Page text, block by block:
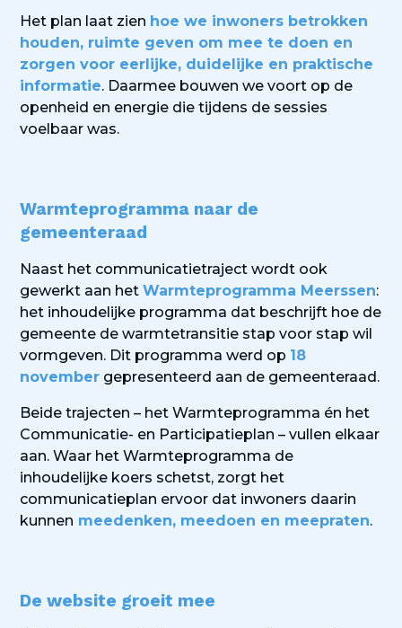
Het plan laat zien hoe we inwoners betrokken
houden, ruimte geven om mee te doen en
zorgen voor eerlijke, duidelijke en praktische
informatie. Daarmee bouwen we voort op de
openheid en energie die tijdens de sessies
voelbaar was.
Warmteprogramma naar de
gemeenteraad
Naast het communicatietraject wordt ook
gewerkt aan hetWarmteprogramma Meerssen:
het inhoudelijke programma dat beschrijft hoe de
gemeente de warmtetransitie stap voor stap wil
vormgeven. Dit programma werd op 18
november gepresenteerd aan de gemeenteraad.
Beide trajecten – het Warmteprogramma én het
Communicatie- en Participatieplan – vullen elkaar
aan. Waar het Warmteprogramma de
inhoudelijke koers schetst, zorgt het
communicatieplan ervoor dat inwoners daarin
kunnen meedenken, meedoen en meepraten.
De website groeit mee